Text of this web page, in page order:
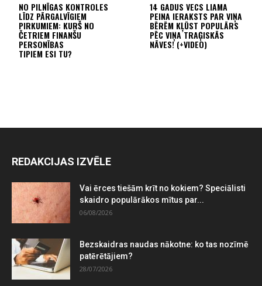
NO PILNĪGAS KONTROLES
LĪDZ PĀRGALVĪGIEM
PIRKUMIEM: KURŠ NO
ČETRIEM FINANŠU
PERSONĪBAS
TIPIEM ESI TU?
14 GADUS VECS LIAMA
PEINA IERAKSTS PAR VIŅA
BĒRĒM KĻŪST POPULĀRS
PĒC VIŅA TRAĢISKĀS
NĀVES! (+VIDEO)
REDAKCIJAS IZVĒLE
Vai ērces tiešām krīt no kokiem? Speciālisti
skaidro populārākos mītus par...
06/08/2026
Bezskaidras naudas nākotne: ko tas nozīmē
patērētājiem?
28/07/2026